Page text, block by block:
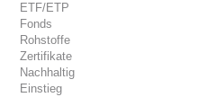
ETF/ETP
Fonds
Rohstoffe
Zertifikate
Nachhaltig
Einstieg